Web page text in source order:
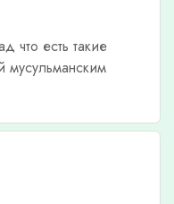
что есть такие
мусульманским